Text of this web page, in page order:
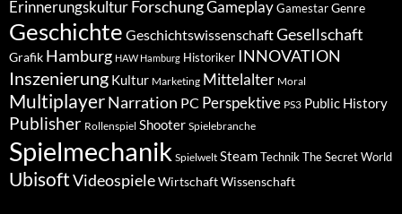
Erinnerungskultur ForschungGameplay Gamestar Genre
Geschichte GeschichtswissenschaftGesellschaft
Grafik Hamburg HAW Hamburg Historiker INNOVATION
Inszenierung Kultur Marketing Mittelalter Moral
MultiplayerNarration PC Perspektive PS3 Public History
Publisher Rollenspiel Shooter Spielebranche
Spielmechanik Spielwelt Steam Technik The Secret World
UbisoftVideospieleWirtschaftWissenschaft